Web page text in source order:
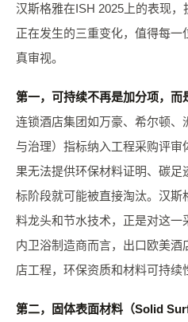
汉斯格雅在ISH 2025上的表现
正在发生的三重变化，值得每一
真审视。
第一，可持续不再是加分项，而
连锁酒店集团如万豪、希尔顿
与治理）指标纳入工程采购评审
果无法提供环保材料证明、碳
标阶段就可能被直接淘汰。汉
料龙头和节水技术，正是对这一
内卫浴制造商而言，出口欧美
店工程，环保资质和材料可持续
第二，固体表面材料（Solid